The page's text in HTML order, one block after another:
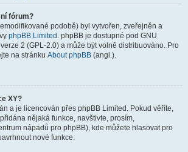
fórum?
podobě) byl vytvořen, zveřejněn a
phpBB Limited . phpBB je dostupné pod GNU
2 (GPL-2.0) a může být volně distribuováno. Pro
na stránku About phpBB (angl.).
XY?
a je licencován přes phpBB Limited. Pokud věříte,
nějaká funkce, navštivte, prosím,
nápadů pro phpBB), kde můžete hlasovat pro
nové funkce.